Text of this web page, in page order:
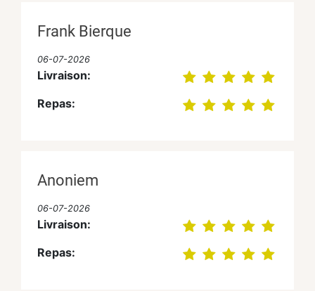
Frank Bierque
06-07-2026
Livraison:
Repas:
Anoniem
06-07-2026
Livraison:
Repas: